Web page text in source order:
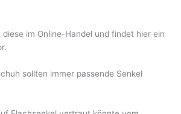
im Online-Handel und findet hier ein
sollten immer passende Senkel